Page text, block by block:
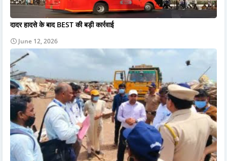
दादर हादसे के बाद BEST की बड़ी कार्रवाई
June 12, 2026